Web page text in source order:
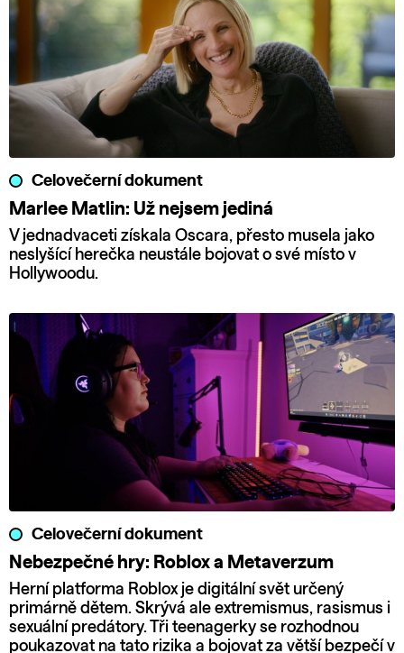
Celovečerní dokument
Marlee Matlin: Už nejsem jediná
V jednadvaceti získala Oscara, přesto musela jako
neslyšící herečka neustále bojovat o své místo v
Hollywoodu.
Celovečerní dokument
Nebezpečné hry: Roblox a Metaverzum
Herní platforma Roblox je digitální svět určený
primárně dětem. Skrývá ale extremismus, rasismus i
sexuální predátory. Tři teenagerky se rozhodnou
poukazovat na tato rizika a bojovat za větší bezpečí v